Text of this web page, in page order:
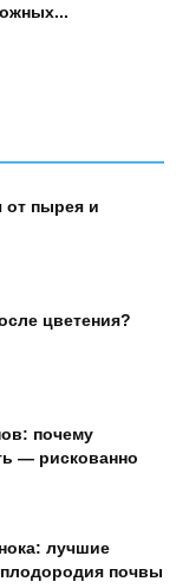
от пырея и
цветения?
почему
— рискованно
лучшие
почвы